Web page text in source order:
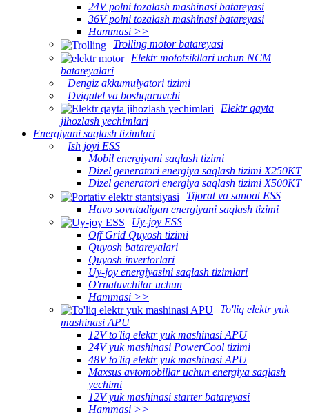
24V polni tozalash mashinasi batareyasi
36V polni tozalash mashinasi batareyasi
Hammasi >>
Trolling motor batareyasi
Elektr mototsikllari uchun NCM
batareyalari
Dengiz akkumulyatori tizimi
Dvigatel va boshqaruvchi
Elektr qayta
jihozlash yechimlari
Energiyani saqlash tizimlari
Ish joyi ESS
Mobil energiyani saqlash tizimi
Dizel generatori energiya saqlash tizimi X250KT
Dizel generatori energiya saqlash tizimi X500KT
Tijorat va sanoat ESS
Havo sovutadigan energiyani saqlash tizimi
Uy-joy ESS
Off Grid Quyosh tizimi
Quyosh batareyalari
Quyosh invertorlari
Uy-joy energiyasini saqlash tizimlari
O'rnatuvchilar uchun
Hammasi >>
To'liq elektr yuk
mashinasi APU
12V to'liq elektr yuk mashinasi APU
24V yuk mashinasi PowerCool tizimi
48V to'liq elektr yuk mashinasi APU
Maxsus avtomobillar uchun energiya saqlash
yechimi
12V yuk mashinasi starter batareyasi
Hammasi >>